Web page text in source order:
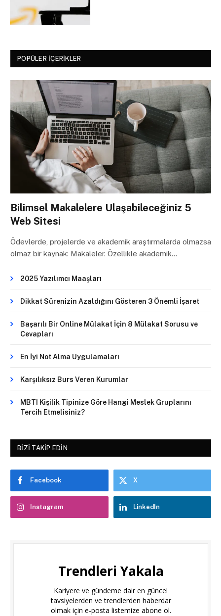
POPÜLER İÇERIKLER
Bilimsel Makalelere Ulaşabileceğiniz 5
Web Sitesi
Ödevlerde, projelerde ve akademik araştırmalarda olmazsa
olmaz bir kaynak: Makaleler. Özellikle akademik…
2025 Yazılımcı Maaşları
Dikkat Sürenizin Azaldığını Gösteren 3 Önemli İşaret
Başarılı Bir Online Mülakat İçin 8 Mülakat Sorusu ve
Cevapları
En İyi Not Alma Uygulamaları
Karşılıksız Burs Veren Kurumlar
MBTI Kişilik Tipinize Göre Hangi Meslek Gruplarını
Tercih Etmelisiniz?
BIZI TAKIP EDIN
Facebook X
Instagram LinkedIn
Trendleri Yakala
Kariyere ve gündeme dair en güncel
tavsiyelerden ve trendlerden haberdar
olmak için e-posta listemize abone ol.